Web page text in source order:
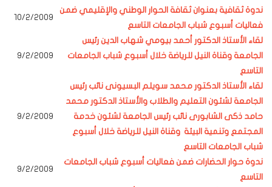
ندوة ثقافية بعنوان ثقافة الحوار الوطني والإقليمي ضمن
فعاليات أسبوع شباب الجامعات التاسع
10/2/2009
لقاء الأستاذ الدكتور أحمد بيومي شهاب الدين رئيس
الجامعة وقناة النيل للرياضة خلال أسبوع شباب الجامعات
التاسع
9/2/2009
لقاء الأستاذ الدكتور محمد سويلم البسيونى نائب رئيس
الجامعة لشئون التعليم والطلاب والأستاذ الدكتور محمد
حامد ذكى الشابورى نائب رئيس الجامعة لشئون خدمة
المجتمع وتنمية البيئة وقناة النيل للرياضة خلال أسبوع
شباب الجامعات التاسع
9/2/2009
ندوة حوار الحضارات ضمن فعاليات أسبوع شباب الجامعات
التاسع
9/2/2009